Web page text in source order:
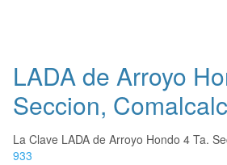
LADA de Arroyo
Seccion,
La Clave LADA de Arroyo Hondo 4 Ta.
933